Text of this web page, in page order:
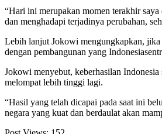
“Hari ini merupakan momen terakhir
dan menghadapi terjadinya perubahan,
Lebih lanjut Jokowi mengungkapkan, jika
dengan pembangunan yang
Jokowi menyebut, keberhasilan
melompat lebih tinggi lagi.
“Hasil yang telah dicapai pada saat ini
negara yang kuat dan berdaulat akan